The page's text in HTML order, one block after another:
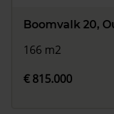
Boomvalk 20,
166 m2
€ 815.000